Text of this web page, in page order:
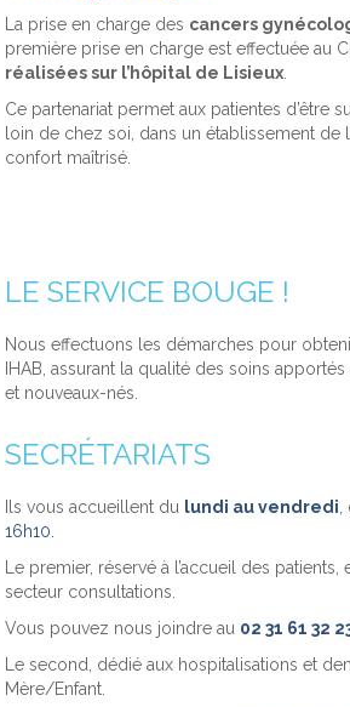
La prise en charge des cancers
première prise en charge est effectuée au
réalisées sur l’hôpital de Lisieux.
Ce partenariat permet aux patientes d’être
loin de chez soi, dans un établissement
confort maîtrisé.
LE SERVICE BOUGE !
Nous effectuons les démarches pour
IHAB, assurant la qualité des soins apportés
et nouveaux-nés.
SECRÉTARIATS
Ils vous accueillent du lundi au vendredi
16h10.
Le premier, réservé à l’accueil des patients,
secteur consultations.
Vous pouvez nous joindre au 02 31 61 32
Le second, dédié aux hospitalisations et
Mère/Enfant.